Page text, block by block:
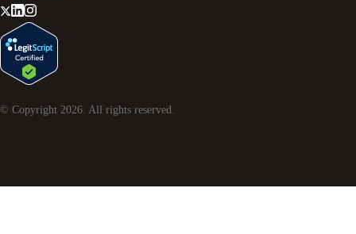
© Copyright 2026 . All rights reserved.